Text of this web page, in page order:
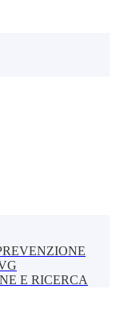
E RICERCA